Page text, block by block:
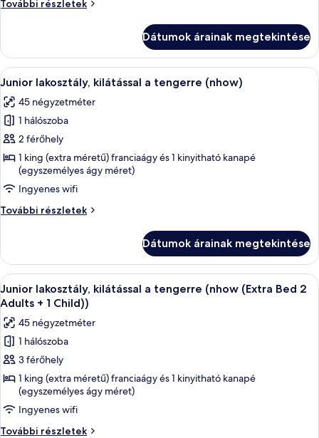
kapcsolódó
2AD+2CH)
További részletek
(nhow
2AD+2CH)
további
Dátumok árainak megtekintése
A
következő
szoba
összes
képének
megtekintése:
Junior
lakosztály,
kilátással
(nhow)
Egy szállodai szoba, amelyben egy
4
Junior lakosztály, kilátással a tengerre (nhow)
45 négyzetméter
1 hálószoba
2 férőhely
1 king (extra méretű) franciaágy és 1 kinyitható kanapé
(egyszemélyes ágy méret)
Ingyenes wifi
További részletek
Junior
tengerre
(nhow)
további
részletei
Dátumok árainak megtekintése
A
következő
szoba
összes
képének
megtekintése:
Junior
lakosztály,
kilátással
a
Egy szállodai szoba, amelyben egy
4
Junior lakosztály, kilátással a tengerre (nhow (Extra Bed 2
Adults + 1 Child))
45 négyzetméter
1 hálószoba
3 férőhely
1 king (extra méretű) franciaágy és 1 kinyitható kanapé
(egyszemélyes ágy méret)
Ingyenes wifi
További részletek
Junior